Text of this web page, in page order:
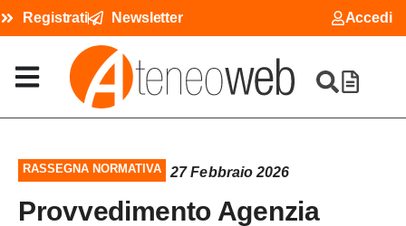
Registrati Newsletter Accedi
RASSEGNA NORMATIVA 27 Febbraio 2026
Provvedimento Agenzia